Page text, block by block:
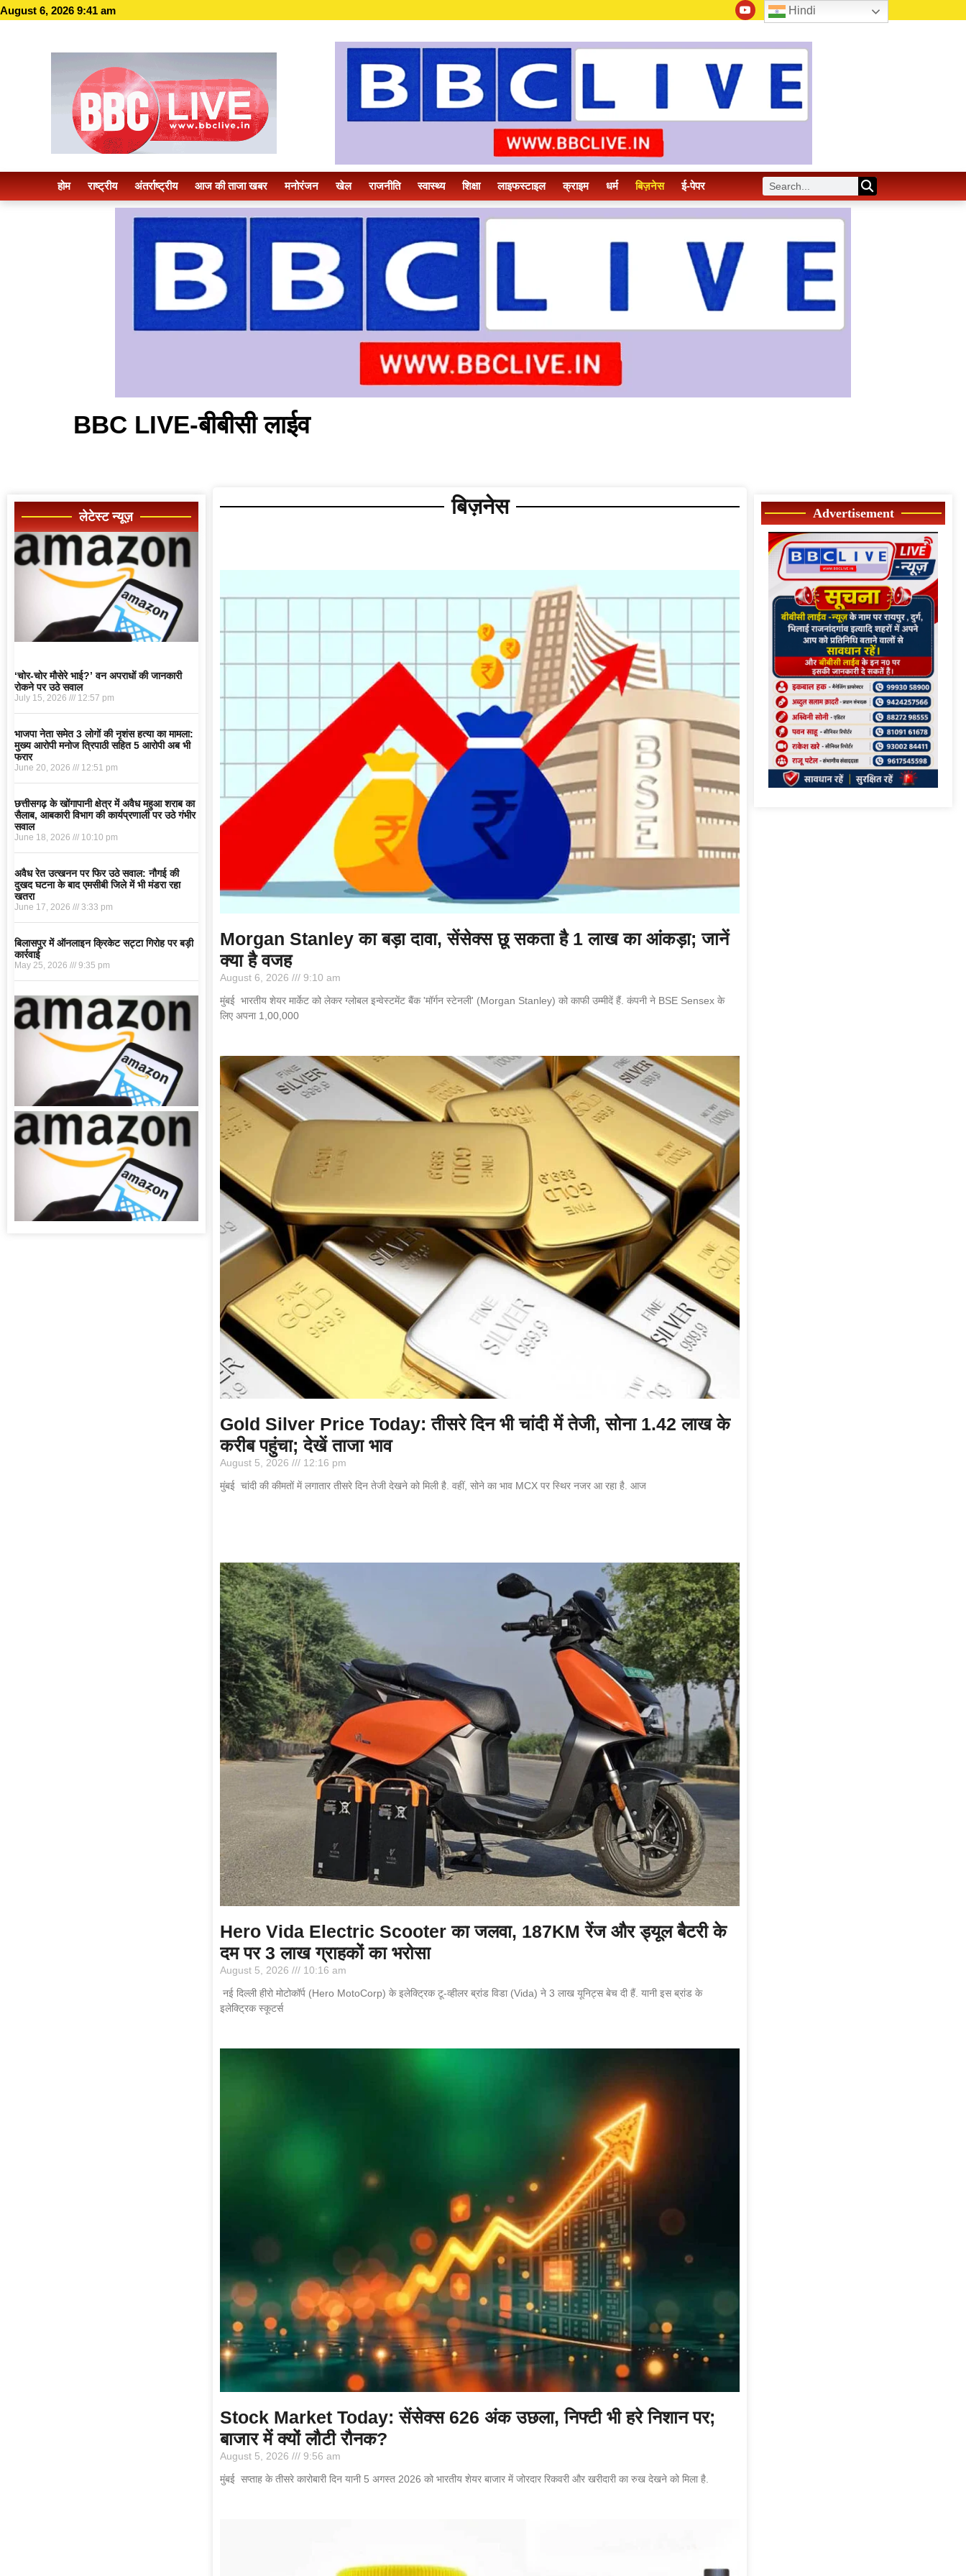
August 6, 2026 9:41 am
होम राष्ट्रीय अंतर्राष्ट्रीय आज की ताजा खबर मनोरंजन खेल राजनीति स्वास्थ्य शिक्षा लाइफस्टाइल क्राइम धर्म बिज़नेस ई-पेपर
BBC LIVE-बीबीसी लाईव
लेटेस्ट न्यूज़
‘चोर-चोर मौसेरे भाई?’ वन अपराधों की जानकारी
रोकने पर उठे सवाल
July 15, 2026 12:57 pm
भाजपा नेता समेत 3 लोगों की नृशंस हत्या का मामला:
मुख्य आरोपी मनोज त्रिपाठी सहित 5 आरोपी अब भी
फरार
June 20, 2026 12:51 pm
छत्तीसगढ़ के खोंगापानी क्षेत्र में अवैध महुआ शराब का
सैलाब, आबकारी विभाग की कार्यप्रणाली पर उठे गंभीर
सवाल
June 18, 2026 10:10 pm
अवैध रेत उत्खनन पर फिर उठे सवाल: नौगई की
दुखद घटना के बाद एमसीबी जिले में भी मंडरा रहा
खतरा
June 17, 2026 3:33 pm
बिलासपुर में ऑनलाइन क्रिकेट सट्टा गिरोह पर बड़ी
कार्रवाई
May 25, 2026 9:35 pm
बिज़नेस
Morgan Stanley का बड़ा दावा, सेंसेक्स छू सकता है 1 लाख का आंकड़ा; जानें
क्या है वजह
August 6, 2026
9:10 am
मुंबई भारतीय शेयर मार्केट को लेकर ग्लोबल इन्वेस्टमेंट बैंक 'मॉर्गन स्टेनली' (Morgan Stanley) को काफी उम्मीदें हैं. कंपनी ने BSE Sensex के
लिए अपना 1,00,000
Gold Silver Price Today: तीसरे दिन भी चांदी में तेजी, सोना 1.42 लाख के
करीब पहुंचा; देखें ताजा भाव
August 5, 2026
12:16 pm
मुंबई चांदी की कीमतों में लगातार तीसरे दिन तेजी देखने को मिली है. वहीं, सोने का भाव MCX पर स्थिर नजर आ रहा है. आज
Hero Vida Electric Scooter का जलवा, 187KM रेंज और ड्यूल बैटरी के
दम पर 3 लाख ग्राहकों का भरोसा
August 5, 2026
10:16 am
नई दिल्ली हीरो मोटोकॉर्प (Hero MotoCorp) के इलेक्ट्रिक टू-व्हीलर ब्रांड विडा (Vida) ने 3 लाख यूनिट्स बेच दी हैं. यानी इस ब्रांड के
इलेक्ट्रिक स्कूटर्स
Stock Market Today: सेंसेक्स 626 अंक उछला, निफ्टी भी हरे निशान पर;
बाजार में क्यों लौटी रौनक?
August 5, 2026
9:56 am
मुंबई सप्ताह के तीसरे कारोबारी दिन यानी 5 अगस्त 2026 को भारतीय शेयर बाजार में जोरदार रिकवरी और खरीदारी का रुख देखने को मिला है.
Advertisement
Hindi